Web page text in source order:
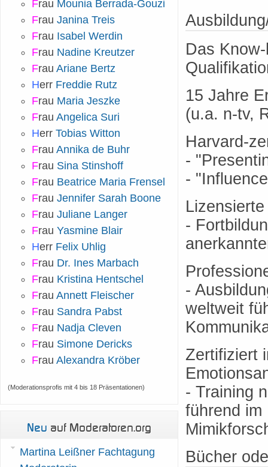
Das
15 Jahre
(u.a. n-tv,
Harvard-
-
-
-
-
weltweit
Zertifiziert
- Training
führend im
Bücher
Frau Mounia Berrada-Gouzi
Frau Janina Treis
Frau Isabel Werdin
Frau Nadine Kreutzer
Frau Ariane Bertz
Herr Freddie Rutz
Frau Maria Jeszke
Frau Angelica Suri
Herr Tobias Witton
Frau Annika de Buhr
Frau Sina Stinshoff
Frau Beatrice Maria Frensel
Frau Jennifer Sarah Boone
Frau Juliane Langer
Frau Yasmine Blair
Herr Felix Uhlig
Frau Dr. Ines Marbach
Frau Kristina Hentschel
Frau Annett Fleischer
Frau Sandra Pabst
Frau Nadja Cleven
Frau Simone Dericks
Frau Alexandra Kröber
(Moderationsprofis mit 4 bis 18 Präsentationen)
Neu auf Moderatoren.org
Martina Leißner Fachtagung